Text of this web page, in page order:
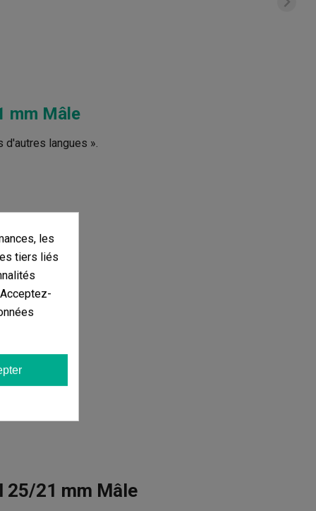
mm Mâle
langues ».
25/21 mm Mâle
les
tiers liés